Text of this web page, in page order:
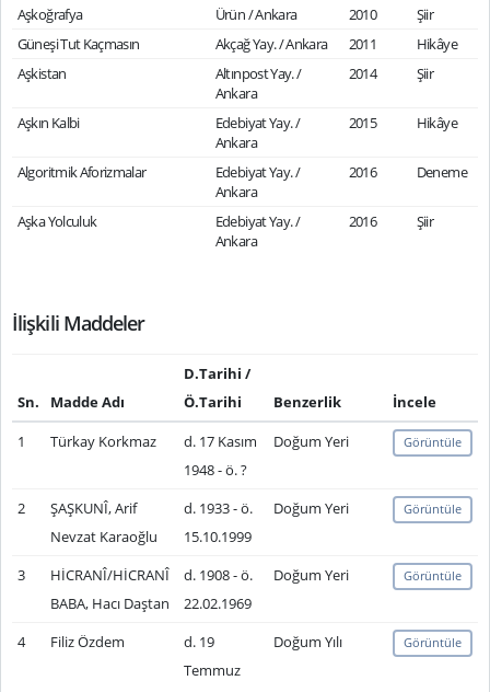
Aşkoğrafya
Ürün / Ankara 2010
Şiir
Güneşi Tut Kaçmasın
Akçağ Yay. / Ankara 2011
Hikâye
Aşkistan
Altınpost Yay. /
Ankara
2014 Şiir
Aşkın Kalbi
Edebiyat Yay. /
Ankara
2015 Hikâye
Algoritmik Aforizmalar
Edebiyat Yay. /
Ankara
2016 Deneme
Aşka Yolculuk
Edebiyat Yay. /
Ankara
2016 Şiir
İlişkili Maddeler
Sn. Madde Adı
D.Tarihi /
Ö.Tarihi
Benzerlik
İncele
1
Türkay Korkmaz
d. 17 Kasım
1948 - ö. ?
Doğum Yeri Görüntüle
2
ŞAŞKUNÎ, Arif
Nevzat Karaoğlu
d. 1933 - ö.
15.10.1999
Doğum Yeri Görüntüle
3
HİCRANÎ/HİCRANÎ
BABA, Hacı Daştan
d. 1908 - ö.
22.02.1969
Doğum Yeri Görüntüle
4 Filiz Özdem
d. 19
Temmuz
Doğum Yılı Görüntüle